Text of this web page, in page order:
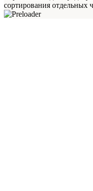
сортирования отдельных